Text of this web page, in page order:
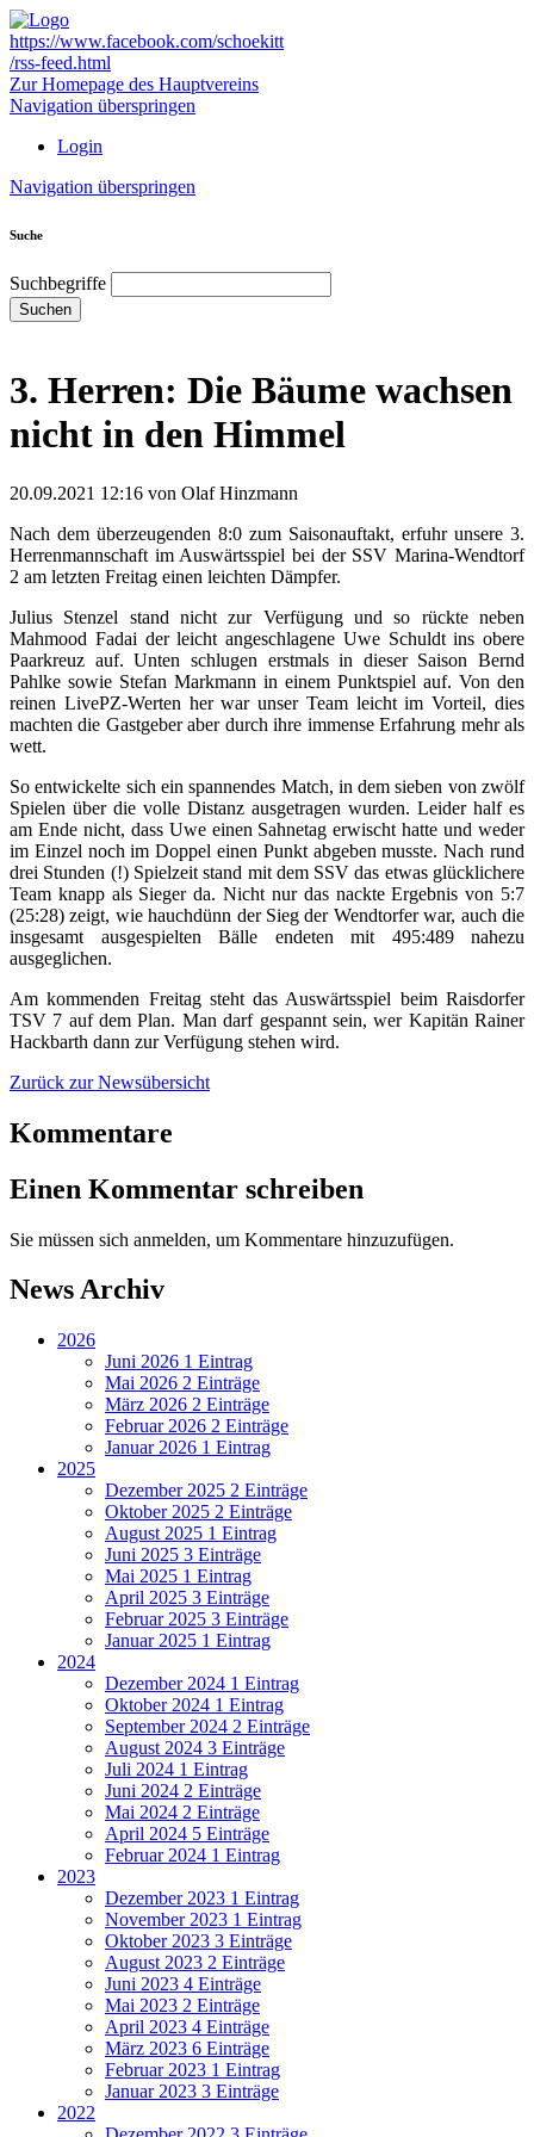
https://www.facebook.com/schoekitt
/rss-feed.html
Zur Homepage des Hauptvereins
Navigation überspringen
Login
Navigation überspringen
Suche
Suchbegriffe
Suchen
3. Herren: Die Bäume wachsen
nicht in den Himmel
20.09.2021 12:16 von Olaf Hinzmann
Nach dem überzeugenden 8:0 zum Saisonauftakt, erfuhr unsere 3.
Herrenmannschaft im Auswärtsspiel bei der SSV Marina-Wendtorf
2 am letzten Freitag einen leichten Dämpfer.
Julius Stenzel stand nicht zur Verfügung und so rückte neben
Mahmood Fadai der leicht angeschlagene Uwe Schuldt ins obere
Paarkreuz auf. Unten schlugen erstmals in dieser Saison Bernd
Pahlke sowie Stefan Markmann in einem Punktspiel auf. Von den
reinen LivePZ-Werten her war unser Team leicht im Vorteil, dies
machten die Gastgeber aber durch ihre immense Erfahrung mehr als
wett.
So entwickelte sich ein spannendes Match, in dem sieben von zwölf
Spielen über die volle Distanz ausgetragen wurden. Leider half es
am Ende nicht, dass Uwe einen Sahnetag erwischt hatte und weder
im Einzel noch im Doppel einen Punkt abgeben musste. Nach rund
drei Stunden (!) Spielzeit stand mit dem SSV das etwas glücklichere
Team knapp als Sieger da. Nicht nur das nackte Ergebnis von 5:7
(25:28) zeigt, wie hauchdünn der Sieg der Wendtorfer war, auch die
insgesamt ausgespielten Bälle endeten mit 495:489 nahezu
ausgeglichen.
Am kommenden Freitag steht das Auswärtsspiel beim Raisdorfer
TSV 7 auf dem Plan. Man darf gespannt sein, wer Kapitän Rainer
Hackbarth dann zur Verfügung stehen wird.
Zurück zur Newsübersicht
Kommentare
Einen Kommentar schreiben
Sie müssen sich anmelden, um Kommentare hinzuzufügen.
News Archiv
2026
Juni 2026 1 Eintrag
Mai 2026 2 Einträge
März 2026 2 Einträge
Februar 2026 2 Einträge
Januar 2026 1 Eintrag
2025
Dezember 2025 2 Einträge
Oktober 2025 2 Einträge
August 2025 1 Eintrag
Juni 2025 3 Einträge
Mai 2025 1 Eintrag
April 2025 3 Einträge
Februar 2025 3 Einträge
Januar 2025 1 Eintrag
2024
Dezember 2024 1 Eintrag
Oktober 2024 1 Eintrag
September 2024 2 Einträge
August 2024 3 Einträge
Juli 2024 1 Eintrag
Juni 2024 2 Einträge
Mai 2024 2 Einträge
April 2024 5 Einträge
Februar 2024 1 Eintrag
2023
Dezember 2023 1 Eintrag
November 2023 1 Eintrag
Oktober 2023 3 Einträge
August 2023 2 Einträge
Juni 2023 4 Einträge
Mai 2023 2 Einträge
April 2023 4 Einträge
März 2023 6 Einträge
Februar 2023 1 Eintrag
Januar 2023 3 Einträge
2022